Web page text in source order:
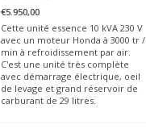
€5.950,00
Cette unité essence 10 kVA 230 V
avec un moteur Honda à 3000 tr /
min à refroidissement par air.
C'est une unité très complète
avec démarrage électrique, oeil
de levage et grand réservoir de
carburant de 29 litres.